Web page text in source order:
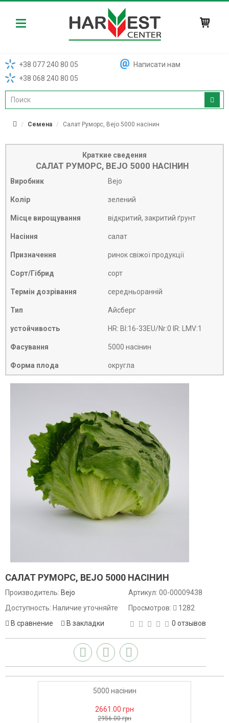
Harvest
+38 077 240 80 05
+38 068 240 80 05
Написати нам
Семена Салат Руморс, Bejo 5000 насінин
Краткие сведения
САЛАТ РУМОРС, BEJO 5000 НАСІНИН
Виробник Bejo
Колір зелений
Місце вирощування відкритий, закритий ґрунт
Насіння салат
Призначення ринок свіжої продукції
Сорт/Гібрид сорт
Термін дозрівання середньоранній
Тип Айсберг
устойчивость HR: Bl:16-33EU/Nr:0 IR: LMV:1
Фасування 5000 насінин
Форма плода округла
САЛАТ РУМОРС, BEJO 5000 НАСІНИН
Производитель: Bejo
Доступность: Наличие уточняйте
В сравнение
В закладки
Артикул: 00-00009438
Просмотров:
1282
0 отзывов
5000 насінин
2661.00 грн
2956.00 грн